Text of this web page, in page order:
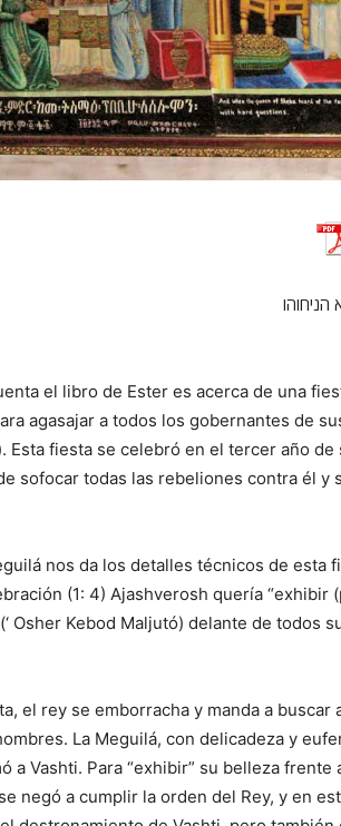
el libro de Ester es acerca de una
agasajar a todos los gobernantes de
Esta fiesta se celebró en el tercer año
sofocar todas las rebeliones contra él y
nos da los detalles técnicos de esta
(1: 4) Ajashverosh quería “exhibir
Osher Kebod Maljutó) delante de todos
el rey se emborracha y manda a buscar
La Meguilá, con delicadeza y
a Vashti. Para “exhibir” su belleza
negó a cumplir la orden del Rey, y en